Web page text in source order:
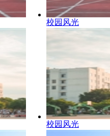
校园风光
校园风光